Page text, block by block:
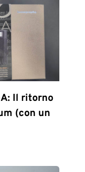
Il ritorno
(con un